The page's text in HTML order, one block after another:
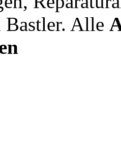
Alle